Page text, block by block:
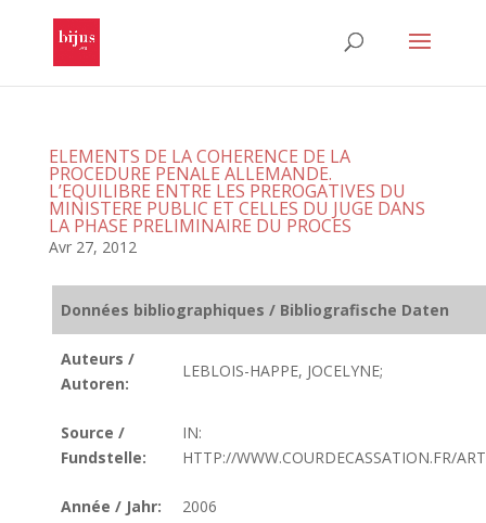
ELEMENTS DE LA COHERENCE DE LA
PROCEDURE PENALE ALLEMANDE.
L’EQUILIBRE ENTRE LES PREROGATIVES DU
MINISTERE PUBLIC ET CELLES DU JUGE DANS
LA PHASE PRELIMINAIRE DU PROCES
Avr 27, 2012
Données bibliographiques / Bibliografische Daten
Auteurs /
Autoren:
LEBLOIS-HAPPE, JOCELYNE;
Source /
Fundstelle:
IN:
HTTP://WWW.COURDECASSATION.FR/
Année / Jahr: 2006